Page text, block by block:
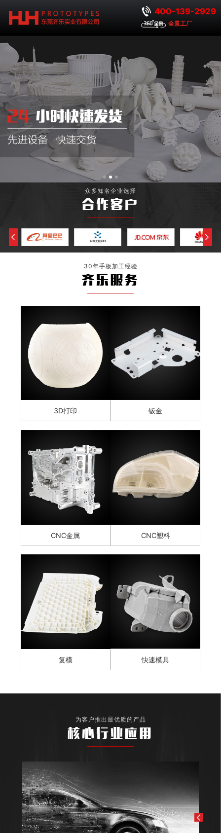
400-139-2929
全景工厂
众多知名企业选择
合作客户
30年手板加工经验
齐乐服务
3D打印 钣金
CNC金属 CNC塑料
复模 快速模具
为客户推出最优质的产品
核心行业应用